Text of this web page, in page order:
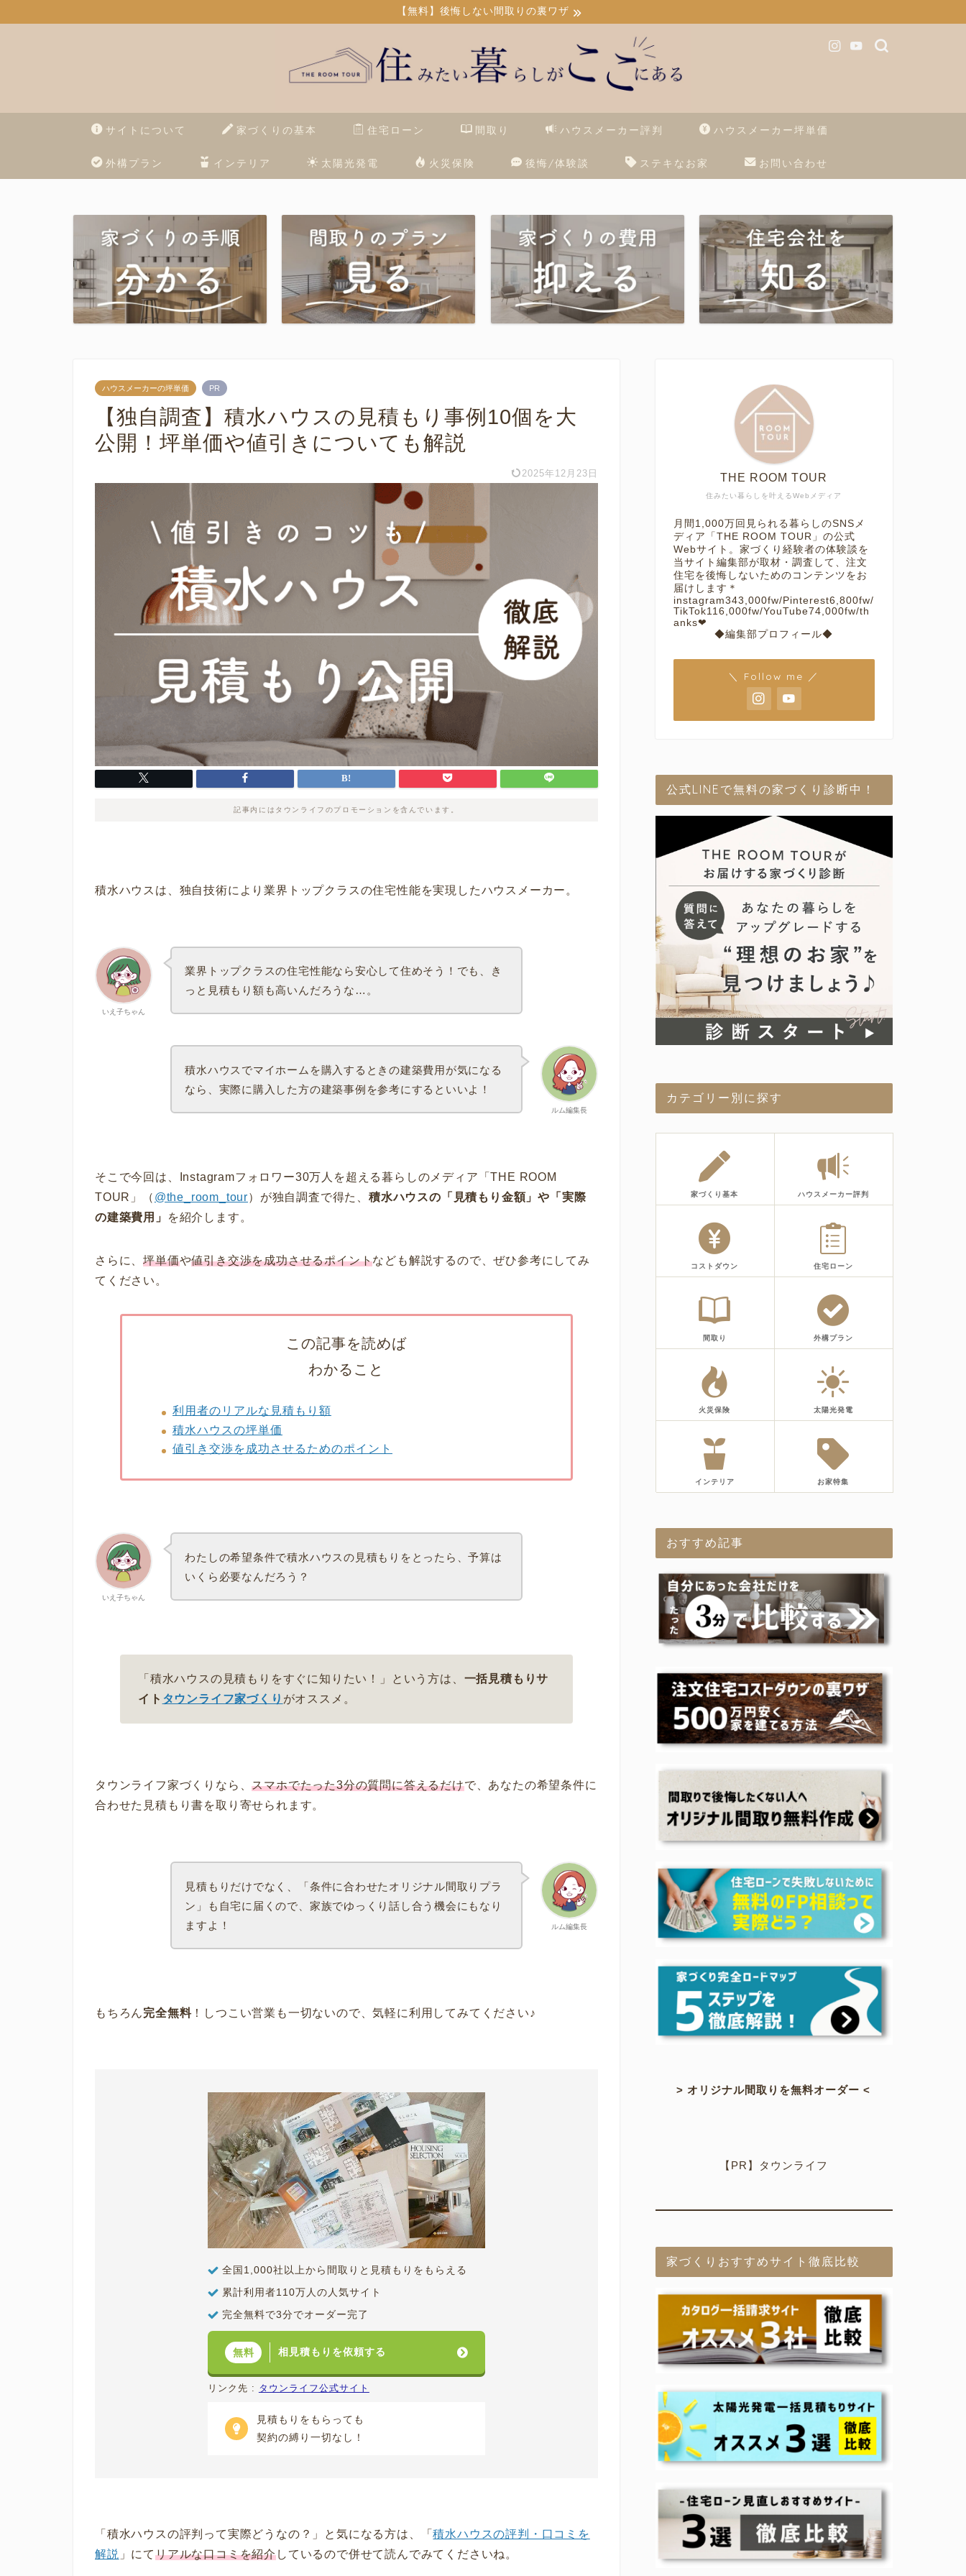
【無料】後悔しない間取りの裏ワザ
サイトについて 家づくりの基本 住宅ローン 間取り ハウスメーカー評判 ハウスメーカー坪単価
外構プラン インテリア 太陽光発電 火災保険 後悔/体験談 ステキなお家 お問い合わせ
ハウスメーカーの坪単価 PR
【独自調査】積水ハウスの見積もり事例10個を大
公開！坪単価や値引きについても解説
2025年12月23日
記事内にはタウンライフのプロモーションを含んでいます。
積水ハウスは、独自技術により業界トップクラスの住宅性能を実現したハウスメーカー。
いえ子ちゃん
業界トップクラスの住宅性能なら安心して住めそう！でも、き
っと見積もり額も高いんだろうな…。
ルム編集長
積水ハウスでマイホームを購入するときの建築費用が気になる
なら、実際に購入した方の建築事例を参考にするといいよ！
そこで今回は、Instagramフォロワー30万人を超える暮らしのメディア「THE ROOM
TOUR」（ @the_room_tour）が独自調査で得た、積水ハウスの「見積もり金額」や「実際
の建築費用」
を紹介します。
さらに、坪単価や値引き交渉を成功させるポイントなども解説するので、ぜひ参考にしてみ
てください。
この記事を読めば
わかること
利用者のリアルな見積もり額
積水ハウスの坪単価
値引き交渉を成功させるためのポイント
いえ子ちゃん
わたしの希望条件で積水ハウスの見積もりをとったら、予算は
いくら必要なんだろう？
「積水ハウスの見積もりをすぐに知りたい！」という方は、 一括見積もりサ
イト タウンライフ家づくり がオススメ。
タウンライフ家づくりなら、スマホでたった3分の質問に答えるだけで、あなたの希望条件に
合わせた見積もり書を取り寄せられます。
ルム編集長
見積もりだけでなく、「条件に合わせたオリジナル間取りプラ
ン」も自宅に届くので、家族でゆっくり話し合う機会にもなり
ますよ！
もちろん完全無料！しつこい営業も一切ないので、気軽に利用してみてください♪
全国1,000社以上から間取りと見積もりをもらえる
累計利用者110万人の人気サイト
完全無料で3分でオーダー完了
無料 相見積もりを依頼する
リンク先 : タウンライフ公式サイト
見積もりをもらっても
契約の縛り一切なし！
「積水ハウスの評判って実際どうなの？」と気になる方は、「積水ハウスの評判・口コミを
解説 」にてリアルな口コミを紹介しているので併せて読んでみてくださいね。
住みたい暮らしを叶えるWebメディア
THE ROOM TOUR
月間1,000万回見られる暮らしのSNSメ
ディア「THE ROOM TOUR」の公式
Webサイト。家づくり経験者の体験談を
当サイト編集部が取材・調査して、注文
住宅を後悔しないためのコンテンツをお
届けします＊
instagram343,000fw/Pinterest6,800fw/
TikTok116,000fw/YouTube74,000fw/th
anks❤︎
◆編集部プロフィール◆
＼ Follow me ／
公式LINEで無料の家づくり診断中！
カテゴリー別に探す
家づくり基本 ハウスメーカー評判
コストダウン 住宅ローン
間取り 外構プラン
火災保険 太陽光発電
インテリア お家特集
おすすめ記事
> オリジナル間取りを無料オーダー <
【PR】タウンライフ
家づくりおすすめサイト徹底比較